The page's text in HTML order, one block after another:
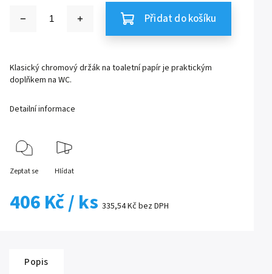
406 Kč/ ks 335,54 Kč bez DPH
Přidat do košíku
Klasický chromový držák na toaletní papír je praktickým
doplňkem na WC.
Detailní informace
Zeptat se Hlídat
Popis